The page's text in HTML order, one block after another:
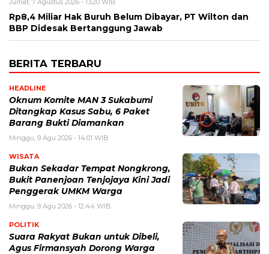
Jumat, 7 Agustus 2026 - 13:20 WIB
Rp8,4 Miliar Hak Buruh Belum Dibayar, PT Wilton dan
BBP Didesak Bertanggung Jawab
BERITA TERBARU
HEADLINE
Oknum Komite MAN 3 Sukabumi
Ditangkap Kasus Sabu, 6 Paket
Barang Bukti Diamankan
Minggu, 9 Agu 2026 - 14:01 WIB
WISATA
Bukan Sekadar Tempat Nongkrong,
Bukit Panenjoan Tenjojaya Kini Jadi
Penggerak UMKM Warga
Minggu, 9 Agu 2026 - 12:44 WIB
POLITIK
Suara Rakyat Bukan untuk Dibeli,
Agus Firmansyah Dorong Warga